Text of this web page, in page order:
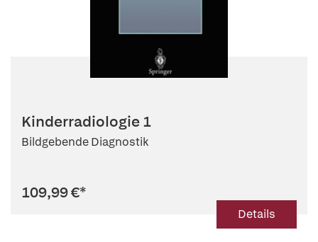
Kinderradiologie 1
Bildgebende Diagnostik
109,99 €*
Details